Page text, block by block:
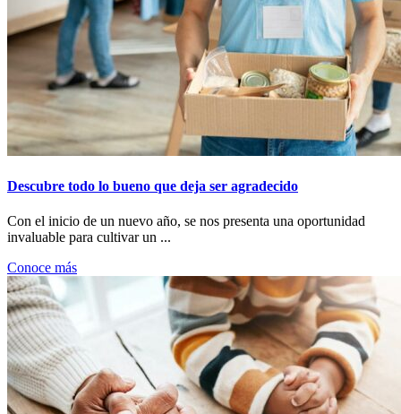
Descubre todo lo bueno que deja ser agradecido
Con el inicio de un nuevo año, se nos presenta una oportunidad
invaluable para cultivar un ...
Conoce más